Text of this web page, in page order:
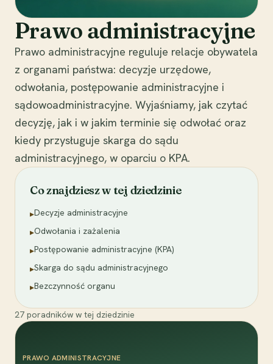
Prawo administracyjne
Prawo administracyjne reguluje relacje obywatela
z organami państwa: decyzje urzędowe,
odwołania, postępowanie administracyjne i
sądowoadministracyjne. Wyjaśniamy, jak czytać
decyzję, jak i w jakim terminie się odwołać oraz
kiedy przysługuje skarga do sądu
administracyjnego, w oparciu o KPA.
Co znajdziesz w tej dziedzinie
▸Decyzje administracyjne
▸Odwołania i zażalenia
▸Postępowanie administracyjne (KPA)
▸Skarga do sądu administracyjnego
▸Bezczynność organu
27 poradników w tej dziedzinie
PRAWO ADMINISTRACYJNE